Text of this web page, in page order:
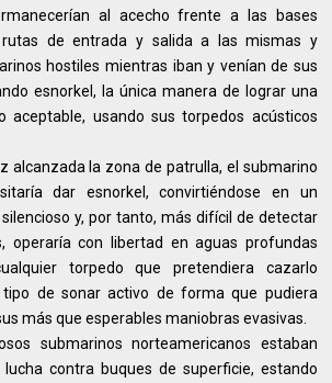
al acecho frente a las bases
de entrada y salida a las mismas y
hostiles mientras iban y venían de sus
esnorkel, la única manera de lograr una
aceptable, usando sus torpedos acústicos
alcanzada la zona de patrulla, el submarino
dar esnorkel, convirtiéndose en un
y, por tanto, más difícil de detectar
operaría con libertad en aguas profundas
torpedo que pretendiera cazarlo
tipo de sonar activo de forma que pudiera
más que esperables maniobras evasivas.
submarinos norteamericanos estaban
contra buques de superficie, estando